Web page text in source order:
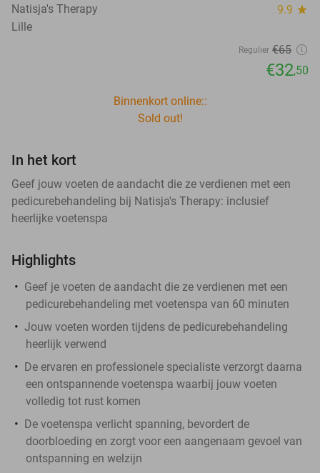
Natisja's Therapy 9.9 star
Lille
Regulier €65
€32,50
Binnenkort online::
Sold out!
In het kort
Geef jouw voeten de aandacht die ze verdienen met een
pedicurebehandeling bij Natisja's Therapy: inclusief
heerlijke voetenspa
Highlights
Geef je voeten de aandacht die ze verdienen met een
pedicurebehandeling met voetenspa van 60 minuten
Jouw voeten worden tijdens de pedicurebehandeling
heerlijk verwend
De ervaren en professionele specialiste verzorgt daarna
een ontspannende voetenspa waarbij jouw voeten
volledig tot rust komen
De voetenspa verlicht spanning, bevordert de
doorbloeding en zorgt voor een aangenaam gevoel van
ontspanning en welzijn